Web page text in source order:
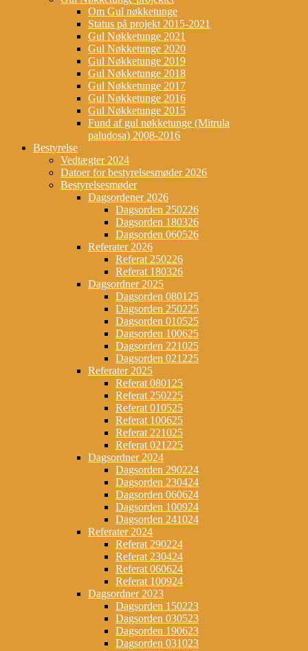
Om Gul nøkketunge
Status på projekt 2015-2021
Gul Nøkketunge 2021
Gul Nøkketunge 2020
Gul Nøkketunge 2019
Gul Nøkketunge 2018
Gul Nøkketunge 2017
Gul Nøkketunge 2016
Gul Nøkketunge 2015
Fund af gul nøkketunge (Mitrula
paludosa) 2008-2016
Bestyrelse
Vedtægter 2024
Datoer for bestyrelsesmøder 2026
Bestyrelsesmøder
Dagsordener 2026
Dagsorden 250226
Dagsorden 180326
Dagsorden 060526
Referater 2026
Referat 250226
Referat 180326
Dagsordner 2025
Dagsorden 080125
Dagsorden 250225
Dagsorden 010525
Dagsorden 100625
Dagsorden 221025
Dagsorden 021225
Referater 2025
Referat 080125
Referat 250225
Referat 010525
Referat 100625
Referat 221025
Referat 021225
Dagsordner 2024
Dagsorden 290224
Dagsorden 230424
Dagsorden 060624
Dagsorden 100924
Dagsorden 241024
Referater 2024
Referat 290224
Referat 230424
Referat 060624
Referat 100924
Dagsordner 2023
Dagsorden 150223
Dagsorden 030523
Dagsorden 190623
Dagsorden 031023